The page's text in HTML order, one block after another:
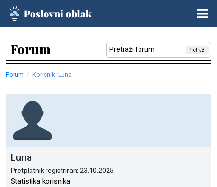
Forum Pretraži
Forum Korisnik: Luna
Luna
Pretplatnik registriran: 23.10.2025
Statistika korisnika